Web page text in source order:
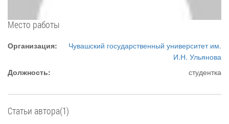
Место работы
Организация:
Чувашский государственный университет им.
И.Н. Ульянова
Должность:
студентка
Статьи автора(1)